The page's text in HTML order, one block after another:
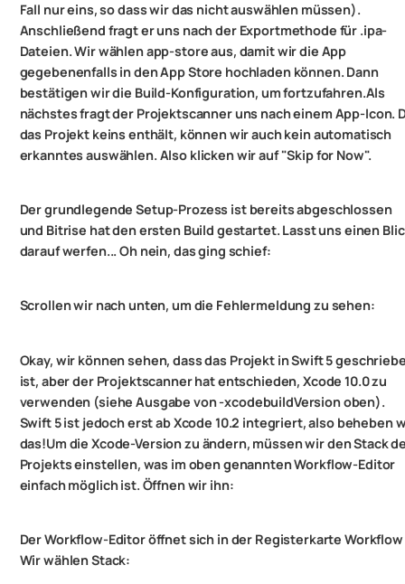
Fall nur eins, so dass wir das nicht auswählen müssen).
Anschließend fragt er uns nach der Exportmethode für .ipa-
Dateien. Wir wählen app-store aus, damit wir die App
gegebenenfalls in den App Store hochladen können. Dann
bestätigen wir die Build-Konfiguration, um fortzufahren.Als
nächstes fragt der Projektscanner uns nach einem App-Icon.
das Projekt keins enthält, können wir auch kein automatisch
erkanntes auswählen. Also klicken wir auf "Skip for Now".
Der grundlegende Setup-Prozess ist bereits abgeschlossen
und Bitrise hat den ersten Build gestartet. Lasst uns einen
darauf werfen... Oh nein, das ging schief:
Scrollen wir nach unten, um die Fehlermeldung zu sehen:
Okay, wir können sehen, dass das Projekt in Swift 5
ist, aber der Projektscanner hat entschieden, Xcode 10.0 zu
verwenden (siehe Ausgabe von -xcodebuildVersion oben).
Swift 5 ist jedoch erst ab Xcode 10.2 integriert, also beheben
das!Um die Xcode-Version zu ändern, müssen wir den Stack
Projekts einstellen, was im oben genannten Workflow-Editor
einfach möglich ist. Öffnen wir ihn:
Der Workflow-Editor öffnet sich in der Registerkarte Workflow
Wir wählen Stack: